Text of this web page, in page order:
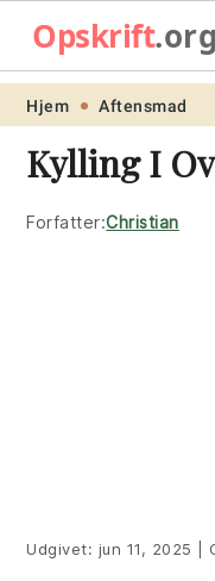
Skip
primary
navigation
Skip
main
content
Skip
primary
sidebar
Skip
footer
Opskrift.org
Hjem Aftensmad
Kylling I
Forfatter:Christian
Udgivet: jun 11, 2025